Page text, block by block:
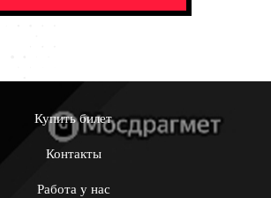
Купить билет
Контакты
Работа у нас